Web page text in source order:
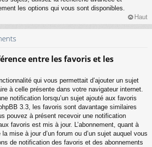
les options qui vous sont disponibles.
Haut
entre les favoris et les
qui vous permettait d’ajouter un sujet
à celle présente dans votre navigateur internet.
notification lorsqu’un sujet ajouté aux favoris
3.3, les favoris sont davantage similaires
pouvez à présent recevoir une notification
favoris est mis à jour. L’abonnement, quant à
mise à jour d’un forum ou d’un sujet auquel vous
de notification des favoris et des abonnements